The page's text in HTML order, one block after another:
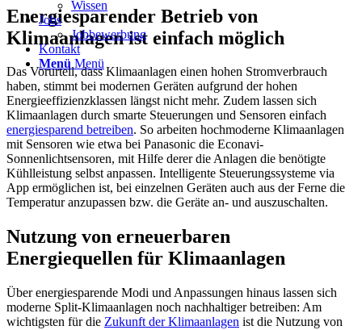
Wissen
Jobs
Jobbewerbung
Kontakt
Menü Menü
Energiesparender Betrieb von
Klimaanlagen ist einfach möglich
Das Vorurteil, dass Klimaanlagen einen hohen Stromverbrauch
haben, stimmt bei modernen Geräten aufgrund der hohen
Energieeffizienzklassen längst nicht mehr. Zudem lassen sich
Klimaanlagen durch smarte Steuerungen und Sensoren einfach
energiesparend betreiben. So arbeiten hochmoderne Klimaanlagen
mit Sensoren wie etwa bei Panasonic die Econavi-
Sonnenlichtsensoren, mit Hilfe derer die Anlagen die benötigte
Kühlleistung selbst anpassen. Intelligente Steuerungssysteme via
App ermöglichen ist, bei einzelnen Geräten auch aus der Ferne die
Temperatur anzupassen bzw. die Geräte an- und auszuschalten.
Nutzung von erneuerbaren
Energiequellen für Klimaanlagen
Über energiesparende Modi und Anpassungen hinaus lassen sich
moderne Split-Klimaanlagen noch nachhaltiger betreiben: Am
wichtigsten für die Zukunft der Klimaanlagen ist die Nutzung von